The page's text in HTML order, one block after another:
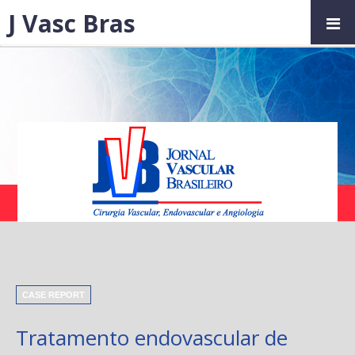
CASE REPORT
Tratamento endovascular de
J Vasc Bras